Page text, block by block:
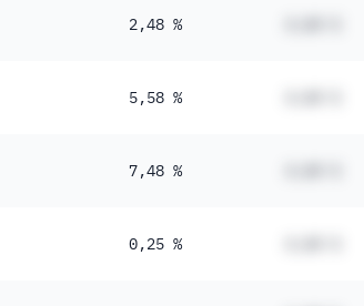
2,48 %
5,58 %
7,48 %
0,25 %